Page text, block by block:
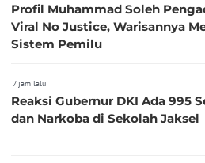
Profil Muhammad Soleh
Viral No Justice, Warisannya
Sistem Pemilu
7 jam lalu
Reaksi Gubernur DKI Ada 995 Senjata
dan Narkoba di Sekolah Jaksel